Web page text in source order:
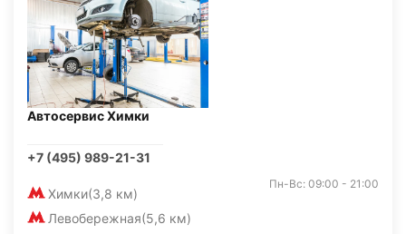
Автосервис Химки
+7 (495) 989-21-31
Химки(3,8 км)
Левобережная(5,6 км)
Пн-Вс: 09:00 - 21:00